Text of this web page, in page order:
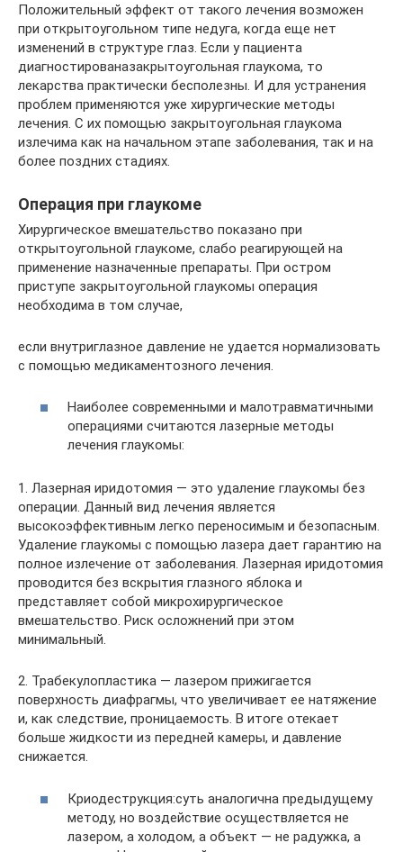
Положительный эффект от такого лечения возможен
при открытоугольном типе недуга, когда еще нет
изменений в структуре глаз. Если у пациента
диагностированазакрытоугольная глаукома, то
лекарства практически бесполезны. И для устранения
проблем применяются уже хирургические методы
лечения. С их помощью закрытоугольная глаукома
излечима как на начальном этапе заболевания, так и на
более поздних стадиях.
Операция при глаукоме
Хирургическое вмешательство показано при
открытоугольной глаукоме, слабо реагирующей на
применение назначенные препараты. При остром
приступе закрытоугольной глаукомы операция
необходима в том случае,
если внутриглазное давление не удается нормализовать
с помощью медикаментозного лечения.
Наиболее современными и малотравматичными
операциями считаются лазерные методы
лечения глаукомы:
1. Лазерная иридотомия — это удаление глаукомы без
операции. Данный вид лечения является
высокоэффективным легко переносимым и безопасным.
Удаление глаукомы с помощью лазера дает гарантию на
полное излечение от заболевания. Лазерная иридотомия
проводится без вскрытия глазного яблока и
представляет собой микрохирургическое
вмешательство. Риск осложнений при этом
минимальный.
2. Трабекулопластика — лазером прижигается
поверхность диафрагмы, что увеличивает ее натяжение
и, как следствие, проницаемость. В итоге отекает
больше жидкости из передней камеры, и давление
снижается.
Криодеструкция:суть аналогична предыдущему
методу, но воздействие осуществляется не
лазером, а холодом, а объект — не радужка, а